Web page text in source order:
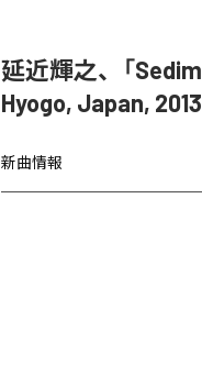
延近輝之、「
Hyogo, Japan,
新曲情報